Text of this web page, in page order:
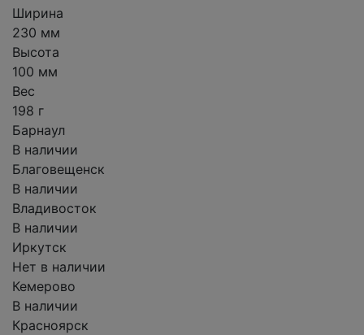
Ширина
230 мм
Высота
100 мм
Вес
198 г
Барнаул
В наличии
Благовещенск
В наличии
Владивосток
В наличии
Иркутск
Нет в наличии
Кемерово
В наличии
Красноярск